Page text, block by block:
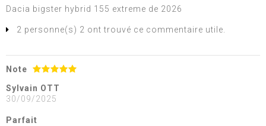
Dacia bigster hybrid 155 extreme de 2026
2 personne(s) 2 ont trouvé ce commentaire utile.
Note
Sylvain OTT
30/09/2025
Parfait